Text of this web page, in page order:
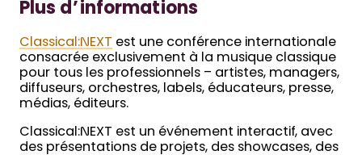
Plus d’informations
Classical:NEXT est une conférence internationale
consacrée exclusivement à la musique classique
pour tous les professionnels – artistes, managers,
diffuseurs, orchestres, labels, éducateurs, presse,
médias, éditeurs.
Classical:NEXT est un événement interactif, avec
des présentations de projets, des showcases, des